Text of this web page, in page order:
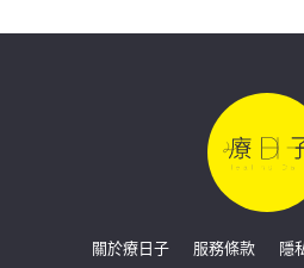
關於療日子 服務條款 隱